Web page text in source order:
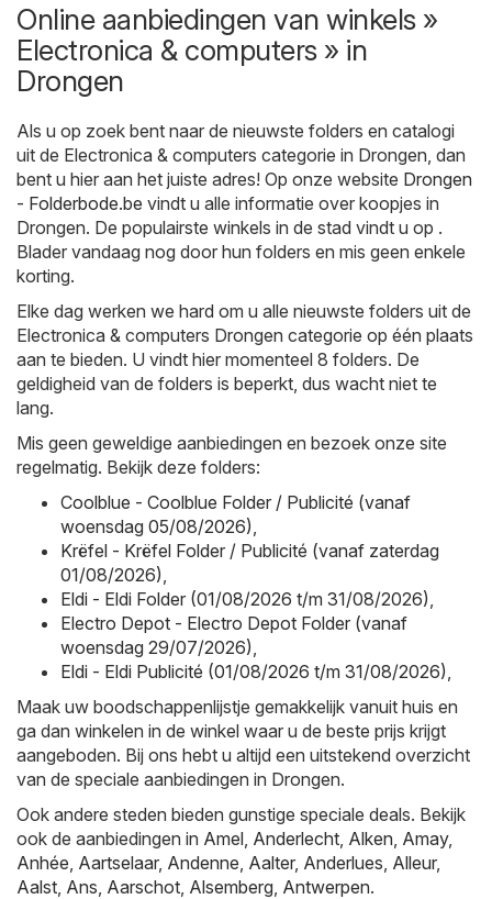
Online aanbiedingen van winkels »
Electronica & computers » in
Drongen
Als u op zoek bent naar de nieuwste folders en catalogi
uit de Electronica & computers categorie in Drongen, dan
bent u hier aan het juiste adres! Op onze website Drongen
- Folderbode.be vindt u alle informatie over koopjes in
Drongen. De populairste winkels in de stad vindt u op .
Blader vandaag nog door hun folders en mis geen enkele
korting.
Elke dag werken we hard om u alle nieuwste folders uit de
Electronica & computers Drongen categorie op één plaats
aan te bieden. U vindt hier momenteel 8 folders. De
geldigheid van de folders is beperkt, dus wacht niet te
lang.
Mis geen geweldige aanbiedingen en bezoek onze site
regelmatig. Bekijk deze folders:
Coolblue - Coolblue Folder / Publicité (vanaf
woensdag 05/08/2026)
Krëfel - Krëfel Folder / Publicité (vanaf zaterdag
01/08/2026)
Eldi - Eldi Folder (01/08/2026 t/m 31/08/2026)
Electro Depot - Electro Depot Folder (vanaf
woensdag 29/07/2026)
Eldi - Eldi Publicité (01/08/2026 t/m 31/08/2026)
Maak uw boodschappenlijstje gemakkelijk vanuit huis en
ga dan winkelen in de winkel waar u de beste prijs krijgt
aangeboden. Bij ons hebt u altijd een uitstekend overzicht
van de speciale aanbiedingen in Drongen.
Ook andere steden bieden gunstige speciale deals. Bekijk
ook de aanbiedingen in Amel Anderlecht Alken Amay,
Anhée Aartselaar, Andenne Aalter, Anderlues Alleur,
Aalst Ans Aarschot Alsemberg Antwerpen.